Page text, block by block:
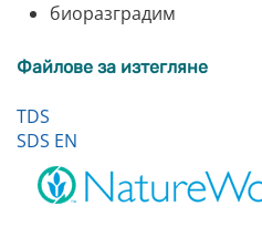
биоразградим
Файлове за изтегляне
TDS
SDS EN